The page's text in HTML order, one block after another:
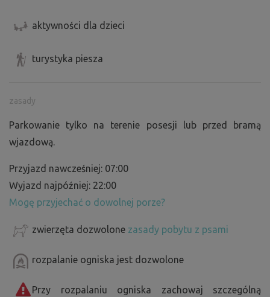
aktywności dla dzieci
turystyka piesza
zasady
Parkowanie tylko na terenie posesji lub przed bramą
wjazdową.
Przyjazd nawcześniej: 07:00
Wyjazd najpóźniej: 22:00
Mogę przyjechać o dowolnej porze?
zwierzęta dozwolone zasady pobytu z psami
rozpalanie ogniska jest dozwolone
Przy rozpalaniu ogniska zachowaj szczególną